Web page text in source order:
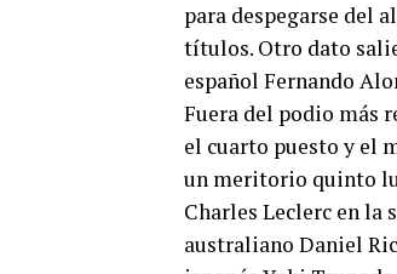
para despegarse del
títulos. Otro dato
español Fernando
Fuera del podio más
el cuarto puesto y el
un meritorio quinto
Charles Leclerc en la
australiano Daniel